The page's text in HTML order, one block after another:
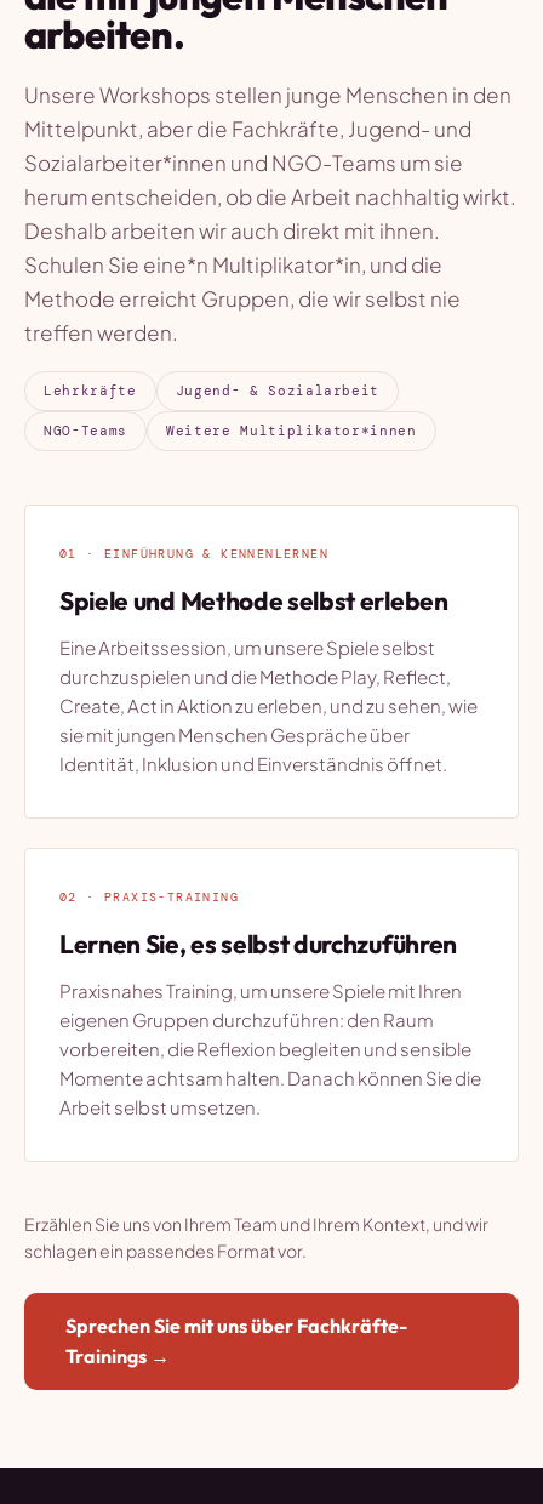
arbeiten.
Unsere Workshops stellen junge Menschen in den
Mittelpunkt, aber die Fachkräfte, Jugend- und
Sozialarbeiter*innen und NGO-Teams um sie
herum entscheiden, ob die Arbeit nachhaltig wirkt.
Deshalb arbeiten wir auch direkt mit ihnen.
Schulen Sie eine*n Multiplikator*in, und die
Methode erreicht Gruppen, die wir selbst nie
treffen werden.
Lehrkräfte Jugend- & Sozialarbeit
NGO-Teams Weitere Multiplikator*innen
01 · EINFÜHRUNG & KENNENLERNEN
Spiele und Methode selbst erleben
Eine Arbeitssession, um unsere Spiele selbst
durchzuspielen und die Methode Play, Reflect,
Create, Act in Aktion zu erleben, und zu sehen, wie
sie mit jungen Menschen Gespräche über
Identität, Inklusion und Einverständnis öffnet.
02 · PRAXIS-TRAINING
Lernen Sie, es selbst durchzuführen
Praxisnahes Training, um unsere Spiele mit Ihren
eigenen Gruppen durchzuführen: den Raum
vorbereiten, die Reflexion begleiten und sensible
Momente achtsam halten. Danach können Sie die
Arbeit selbst umsetzen.
Erzählen Sie uns von Ihrem Team und Ihrem Kontext, und wir
schlagen ein passendes Format vor.
Sprechen Sie mit uns über Fachkräfte-
Trainings →